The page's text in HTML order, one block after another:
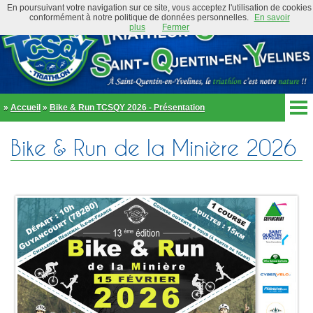
» Accueil » Bike & Run TCSQY 2026 - Présentation
Accueil Actualités
Organigramme
Règlement
École de triathlon
Trombinoscope
Partenaires
Tenues et équipements
Newsletter
Bike and Run 2026
Présentation
Inscriptions
Règlement
Parcours
Bike & Run de la Minière 2026
En poursuivant votre navigation sur ce site, vous acceptez l'utilisation de cookies
conformément à notre politique de données personnelles.
En savoir
plus
Fermer